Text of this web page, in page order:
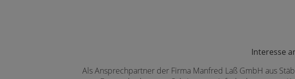
Interesse
Als Ansprechpartner der Firma Manfred Laß GmbH aus